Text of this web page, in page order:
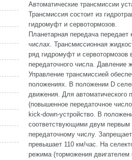
Автоматические трансмиссии
Трансмиссия состоит из
гидромуфт и сервотормозов.
Планетарная передача
числах. Трансмиссионная
ряд гидромуфт и сервотормозов
передаточного числа. Давление
Управление трансмиссией
положениях. В положении D
движения. Для автоматического
(повышенное передаточное
kick-down-устройство. В
соответствующими двум первым
передаточному числу.
превышает 110 км/час. На
режима (торможения двигателем